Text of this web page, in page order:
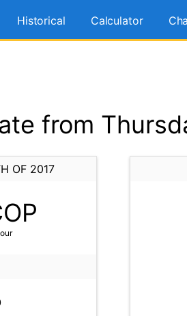
Historical Calculator
from
OF 2017